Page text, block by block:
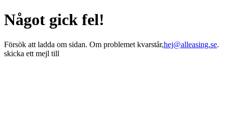
Något gick fel!
Försök att ladda om sidan. Om problemet kvarstår,hej@alleasing.se.
skicka ett mejl till